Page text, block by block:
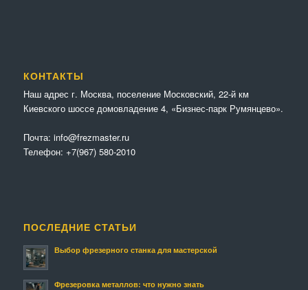
КОНТАКТЫ
Наш адрес г. Москва, поселение Московский, 22-й км
Киевского шоссе домовладение 4, «Бизнес-парк Румянцево».
Почта: info@frezmaster.ru
Телефон: +7(967) 580-2010
ПОСЛЕДНИЕ СТАТЬИ
Выбор фрезерного станка для мастерской
Фрезеровка металлов: что нужно знать